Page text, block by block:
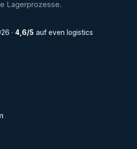
Lagerprozesse.
·4,6/5 auf even logistics